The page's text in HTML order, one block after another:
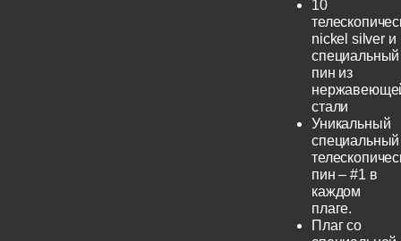
10
nickel silver и
специальный
пин из
стали
Уникальный
специальный
пин – #1 в
каждом
плаге.
Плаг со